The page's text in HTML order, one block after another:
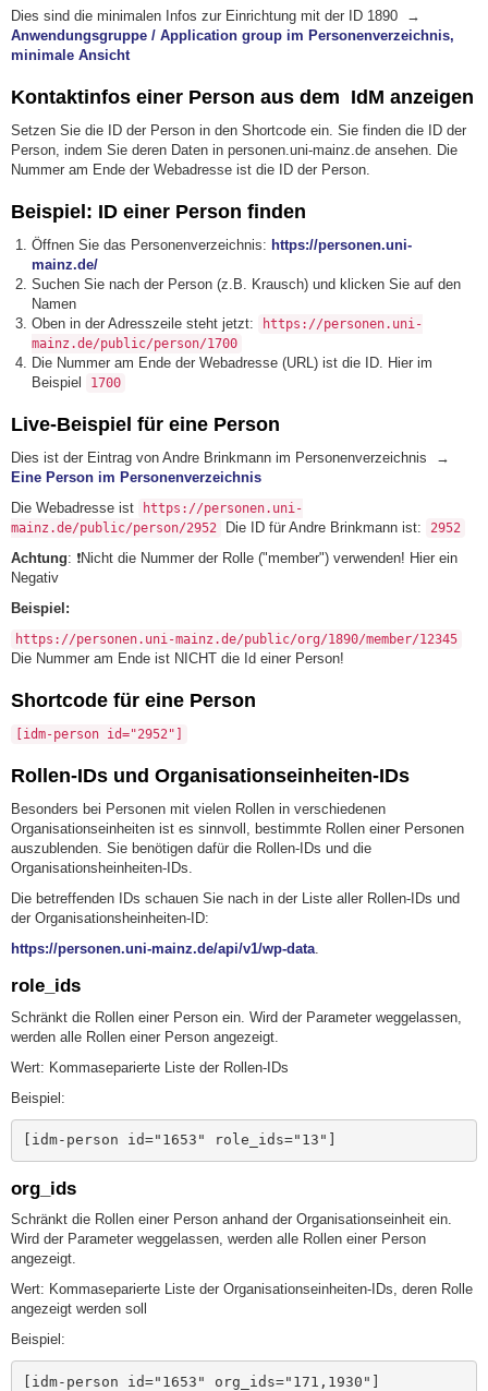
Dies sind die minimalen Infos zur Einrichtung mit der ID 1890 →
Anwendungsgruppe / Application group im Personenverzeichnis,
minimale Ansicht
Kontaktinfos einer Person aus dem IdM anzeigen
Setzen Sie die ID der Person in den Shortcode ein. Sie finden die ID der
Person, indem Sie deren Daten in personen.uni-mainz.de ansehen. Die
Nummer am Ende der Webadresse ist die ID der Person.
Beispiel: ID einer Person finden
Öffnen Sie das Personenverzeichnis: https://personen.uni-
mainz.de/
Suchen Sie nach der Person (z.B. Krausch) und klicken Sie auf den
Namen
Oben in der Adresszeile steht jetzt:
https://personen.uni-
mainz.de/public/person/1700
Die Nummer am Ende der Webadresse (URL) ist die ID. Hier im
Beispiel
1700
Live-Beispiel für eine Person
Dies ist der Eintrag von Andre Brinkmann im Personenverzeichnis →
Eine Person im Personenverzeichnis
Die Webadresse ist
https://personen.uni-
mainz.de/public/person/2952
Die ID für Andre Brinkmann ist: 2952
Achtung: ❗Nicht die Nummer der Rolle ("member") verwenden! Hier ein
Negativ
Beispiel:
https://personen.uni-mainz.de/public/org/1890/member/12345
Die Nummer am Ende ist NICHT die Id einer Person!
Shortcode für eine Person
[idm-person id="2952"]
Rollen-IDs und Organisationseinheiten-IDs
Besonders bei Personen mit vielen Rollen in verschiedenen
Organisationseinheiten ist es sinnvoll, bestimmte Rollen einer Personen
auszublenden. Sie benötigen dafür die Rollen-IDs und die
Organisationsheinheiten-IDs.
Die betreffenden IDs schauen Sie nach in der Liste aller Rollen-IDs und
der Organisationsheinheiten-ID:
https://personen.uni-mainz.de/api/v1/wp-data
role_ids
Schränkt die Rollen einer Person ein. Wird der Parameter weggelassen,
werden alle Rollen einer Person angezeigt.
Wert: Kommaseparierte Liste der Rollen-IDs
Beispiel:
[idm-person id="1653" role_ids="13"]
org_ids
Schränkt die Rollen einer Person anhand der Organisationseinheit ein.
Wird der Parameter weggelassen, werden alle Rollen einer Person
angezeigt.
Wert: Kommaseparierte Liste der Organisationseinheiten-IDs, deren Rolle
angezeigt werden soll
Beispiel:
[idm-person id="1653" org_ids="171,1930"]